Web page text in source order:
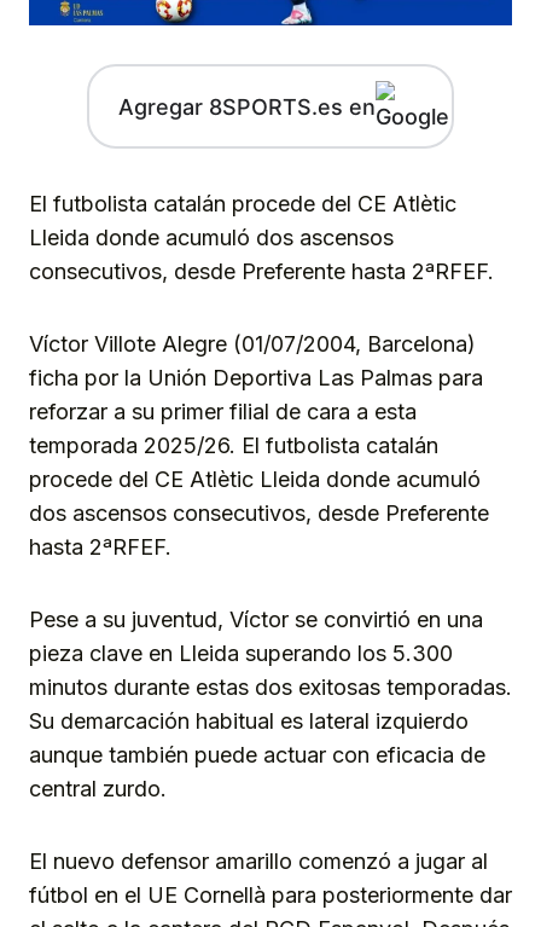
Agregar 8SPORTS.es en
El futbolista catalán procede del CE Atlètic
Lleida donde acumuló dos ascensos
consecutivos, desde Preferente hasta 2ªRFEF.
Víctor Villote Alegre (01/07/2004, Barcelona)
ficha por la Unión Deportiva Las Palmas para
reforzar a su primer filial de cara a esta
temporada 2025/26. El futbolista catalán
procede del CE Atlètic Lleida donde acumuló
dos ascensos consecutivos, desde Preferente
hasta 2ªRFEF.
Pese a su juventud, Víctor se convirtió en una
pieza clave en Lleida superando los 5.300
minutos durante estas dos exitosas temporadas.
Su demarcación habitual es lateral izquierdo
aunque también puede actuar con eficacia de
central zurdo.
El nuevo defensor amarillo comenzó a jugar al
fútbol en el UE Cornellà para posteriormente dar